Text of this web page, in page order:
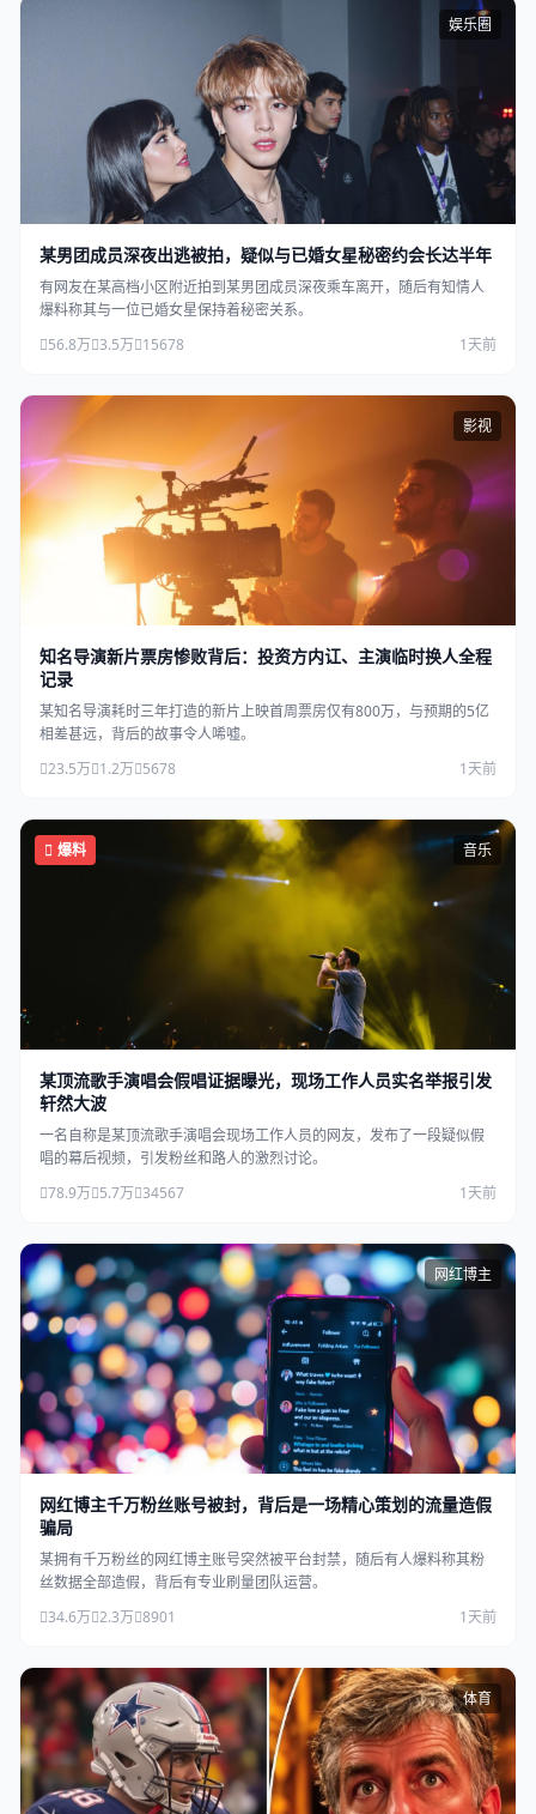
娱乐圈
某男团成员深夜出逃被拍，疑似与已婚女星秘密约会长达半年
有网友在某高档小区附近拍到某男团成员深夜乘车离开，随后有知情人
爆料称其与一位已婚女星保持着秘密关系。
56.8万 3.5万 15678 1天前
影视
知名导演新片票房惨败背后：投资方内讧、主演临时换人全程
记录
某知名导演耗时三年打造的新片上映首周票房仅有800万，与预期的5亿
相差甚远，背后的故事令人唏嘘。
23.5万 1.2万 5678 1天前
爆料 音乐
某顶流歌手演唱会假唱证据曝光，现场工作人员实名举报引发
轩然大波
一名自称是某顶流歌手演唱会现场工作人员的网友，发布了一段疑似假
唱的幕后视频，引发粉丝和路人的激烈讨论。
78.9万 5.7万 34567 1天前
网红博主
网红博主千万粉丝账号被封，背后是一场精心策划的流量造假
骗局
某拥有千万粉丝的网红博主账号突然被平台封禁，随后有人爆料称其粉
丝数据全部造假，背后有专业刷量团队运营。
34.6万 2.3万 8901 1天前
体育